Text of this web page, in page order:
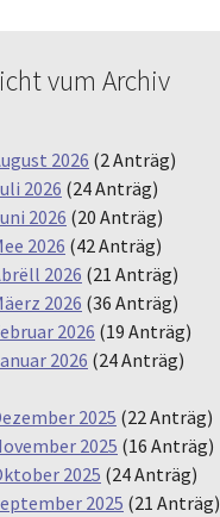
vum Archiv
2026 (2 Anträg)
2026 (24 Anträg)
2026 (20 Anträg)
2026 (42 Anträg)
2026 (21 Anträg)
2026 (36 Anträg)
2026 (19 Anträg)
2026 (24 Anträg)
2025 (22 Anträg)
2025 (16 Anträg)
2025 (24 Anträg)
2025 (21 Anträg)